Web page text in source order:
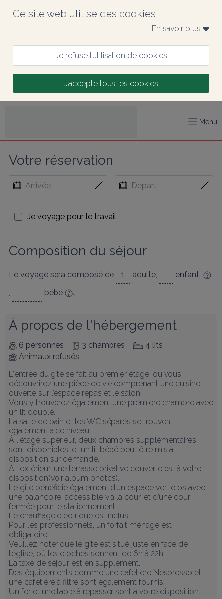
Ce site web utilise des cookies
En savoir plus
Je refuse l’utilisation de cookies
J’accepte tous les cookies
Menu
Votre réservation
Je voyage pour le travail
Composition du séjour
Le voyage sera composé de adulte,
enfant
,
bébé .
À propos de l'hébergement
6 personnes 3 chambres
4 lits
Animaux refusés
L'entrée du gîte se fait au premier étage, où vous
découvrirez une pièce de vie comprenant une cuisine
ouverte sur l’espace repas et le salon.
Vous y trouverez également une première chambre avec
un lit double.
La salle de bain et les WC séparés se trouvent
également à ce niveau.
À l'étage supérieur, deux chambres supplémentaires
sont disponibles, et un lit bébé peut être mis à
disposition sur demande.
À l'extérieur, une terrasse privative couverte est à votre
disposition(voir album photos).
Le gîte bénéficie également d’un espace vert clos avec
une balançoire, accessible via la cour, et d’une cour
fermée pour le stationnement.
Le chauffage électrique est inclus.
Pour les professionnels, un forfait ménage est
obligatoire.
Veuillez noter que le gîte est situé juste en face de
l’église, où les cloches sonnent de 6h à 22h.
La taxe de séjour est en supplément.
Des équipements comme une cafetière Nespresso et
une cafetière à filtre sont également fournis.
Un fer et une table à repasser sont à votre disposition.